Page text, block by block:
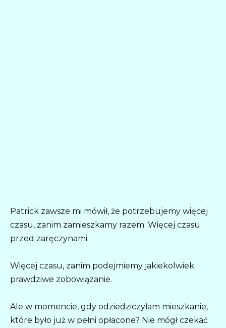
Patrick zawsze mi mówił, że potrzebujemy więcej
czasu, zanim zamieszkamy razem. Więcej czasu
przed zaręczynami.
Więcej czasu, zanim podejmiemy jakiekolwiek
prawdziwe zobowiązanie.
Ale w momencie, gdy odziedziczyłam mieszkanie,
które było już w pełni opłacone? Nie mógł czekać